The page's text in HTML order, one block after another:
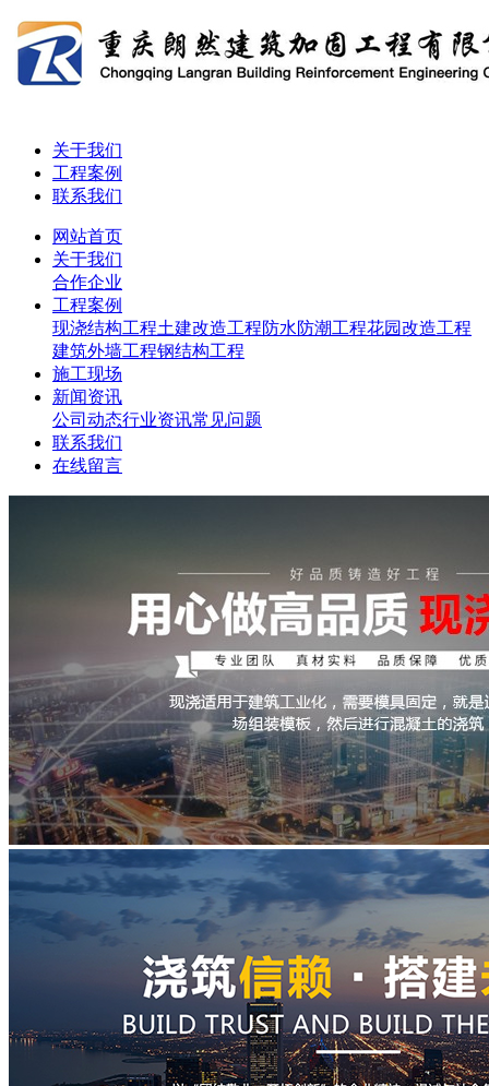
关于我们
工程案例
联系我们
网站首页
关于我们
合作企业
工程案例
现浇结构工程土建改造工程防水防潮工程花园改造工程
建筑外墙工程钢结构工程
施工现场
新闻资讯
公司动态行业资讯常见问题
联系我们
在线留言